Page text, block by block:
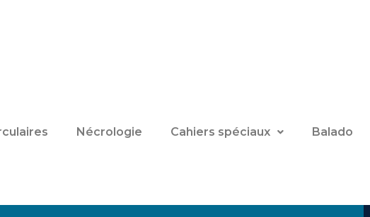
Nécrologie Cahiers spéciaux Balado